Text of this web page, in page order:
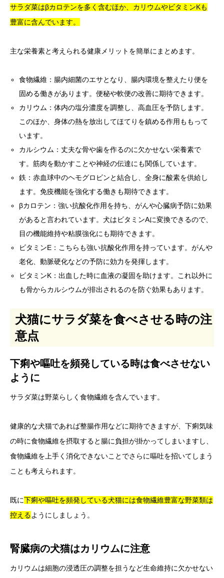
サラダ菜はβカロテンを多く含むほか、カリウムやビタミンKも
豊富に含んでいます。
主な栄養素と考えられる健康メリットを簡単にまとめます。
食物繊維：腸内細菌のエサとなり、腸内環境を整えたり便を
固める働きがあります。便秘や軟便の改善に期待できます。
カリウム：体内の塩分濃度を調整し、高血圧を予防します。
このほか、身体の熱を放出してほてりを鎮める作用ももって
います。
カルシウム：丈夫な骨や歯を作るのに欠かせない栄養素で
す。筋肉を動かすことや神経の伝達にも関係しています。
鉄：赤血球中のヘモグロビンと結合し、全身に酸素を供給し
ます。免疫機能を強化する働きも期待できます。
βカロテン：強い抗酸化作用を持ち、がんや心臓病予防に効果
があると言われています。犬はビタミンAに変換できるので、
目の機能維持や粘膜強化にも期待できます。
ビタミンE：こちらも強い抗酸化作用を持っています。がんや
老化、動脈硬化などの予防に効力を発揮します。
ビタミンK：出血した時に血液の凝固を助けます。これ以外に
も骨からカルシウムが排出されるのを防ぐ効果もあります。
犬猫にサラダ菜を食べさせる時の注
意点
下痢や嘔吐を頻発している時は食べさせない
ように
サラダ菜は野菜らしく食物繊維を含んでいます。
健康的な犬猫であれば整腸作用などに期待できますが、下痢気味
の時に食物繊維を摂取すると腸に負担が掛かってしまいますし、
食物繊維を上手く消化できないことでさらに嘔吐を招いてしまう
ことも考えられます。
既に下痢や嘔吐を頻発している犬猫には食物繊維豊富な野菜類は
控えるようにしましょう。
腎臓病の犬猫はカリウムに注意
カリウムは細胞の浸透圧の調整を担うなど生命維持に欠かせない